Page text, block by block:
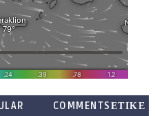
COMMENTSΕΤΙΚΕ